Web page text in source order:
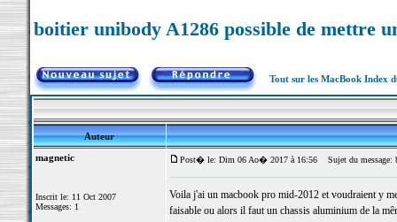
boitier unibody A1286 possible de mettre
Tout sur les MacBook Index
Auteur
magnetic
Inscrit le: 11 Oct 2007
Messages: 1
Post� le: Dim 06 Ao� 2017 à 16:56 Sujet du message:
Voila j'ai un macbook pro mid-2012 et voudraient y
faisable ou alors il faut un chassis aluminium de la